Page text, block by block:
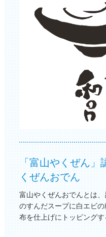
「富山やくぜん
くぜんおでん
富山やくぜんおでんとは
のすんだスープに白エビ
布を仕上げにトッピングす